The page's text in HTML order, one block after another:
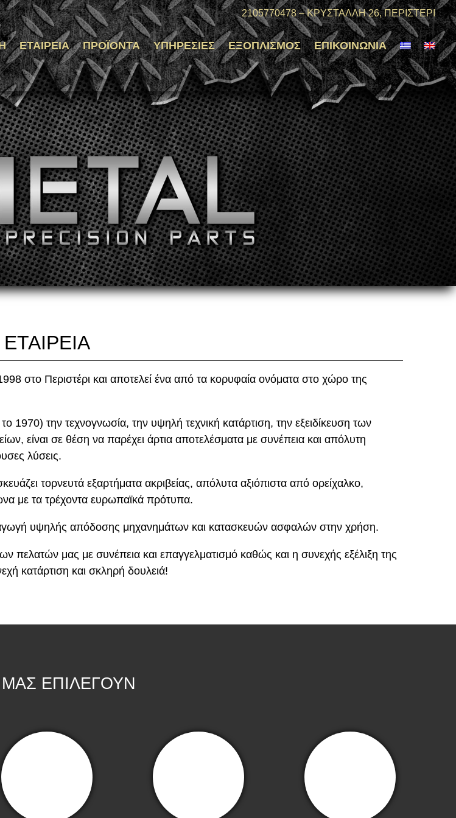
ΕΤΑΙΡΕΊΑ ΠΡΟΪΌΝΤΑ ΥΠΗΡΕΣΊΕΣ ΕΞΟΠΛΙΣΜΌΣ ΕΠΙΚΟΙΝΩΝΊΑ
2105770478–ΚΡΥΣΤΑΛΛΗ 26, ΠΕΡΙΣΤΕΡΙ
ΕΤΑΙΡΕΊΑ
στο Περιστέρι και αποτελεί ένα από τα κορυφαία ονόματα στο χώρο της
1970) την τεχνογνωσία, την υψηλή τεχνική κατάρτιση, την εξειδίκευση των
είναι σε θέση να παρέχει άρτια αποτελέσματα με συνέπεια και απόλυτη
λύσεις.
τορνευτά εξαρτήματα ακριβείας, απόλυτα αξιόπιστα από ορείχαλκο,
με τα τρέχοντα ευρωπαϊκά πρότυπα.
υψηλής απόδοσης μηχανημάτων και κατασκευών ασφαλών στην χρήση.
πελατών μας με συνέπεια και επαγγελματισμό καθώς και η συνεχής εξέλιξη της
κατάρτιση και σκληρή δουλειά!
ΜΑΣ ΕΠΙΛΕΓΟΥΝ